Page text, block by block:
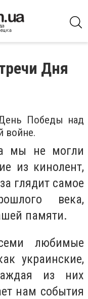
Дня
Победы над
войне.
мы не могли
из кинолент,
глядит самое
века,
памяти.
любимые
украинские,
из них
нам события